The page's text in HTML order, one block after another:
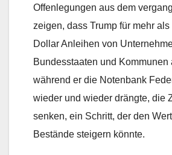
Offenlegungen aus dem
zeigen, dass Trump für mehr
Dollar Anleihen von
Bundesstaaten und Kommunen
während er die Notenbank
wieder und wieder drängte, die
senken, ein Schritt, der den
Bestände steigern könnte.